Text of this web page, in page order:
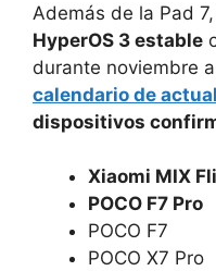
Además de la Pad
HyperOS 3 estable
durante noviembre
calendario de
dispositivos
Xiaomi MIX
POCO F7 Pro
POCO F7
POCO X7 Pro